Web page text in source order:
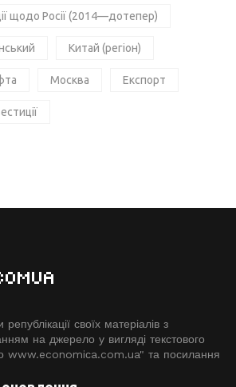
щодо Росії (2014—дотепер)
Китай (регіон)
Москва Експорт
своїх матеріалів з
на джерело у вигляді текстового
www.economiсa.com.ua" та посилання